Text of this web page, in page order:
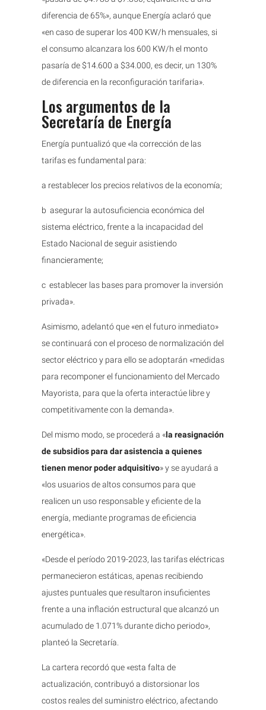
diferencia de 65%», aunque Energía aclaró que
«en caso de superar los 400 KW/h mensuales, si
el consumo alcanzara los 600 KW/h el monto
pasaría de $14.600 a $34.000, es decir, un 130%
de diferencia en la reconfiguración tarifaria».
Los argumentos de la
Secretaría de Energía
Energía puntualizó que «la corrección de las
tarifas es fundamental para:
a restablecer los precios relativos de la economía;
b asegurar la autosuficiencia económica del
sistema eléctrico, frente a la incapacidad del
Estado Nacional de seguir asistiendo
financieramente;
c establecer las bases para promover la inversión
privada».
Asimismo, adelantó que «en el futuro inmediato»
se continuará con el proceso de normalización del
sector eléctrico y para ello se adoptarán «medidas
para recomponer el funcionamiento del Mercado
Mayorista, para que la oferta interactúe libre y
competitivamente con la demanda».
Del mismo modo, se procederá a «la reasignación
de subsidios para dar asistencia a quienes
tienen menor poder adquisitivo» y se ayudará a
«los usuarios de altos consumos para que
realicen un uso responsable y eficiente de la
energía, mediante programas de eficiencia
energética».
«Desde el período 2019-2023, las tarifas eléctricas
permanecieron estáticas, apenas recibiendo
ajustes puntuales que resultaron insuficientes
frente a una inflación estructural que alcanzó un
acumulado de 1.071% durante dicho periodo»,
planteó la Secretaría.
La cartera recordó que «esta falta de
actualización, contribuyó a distorsionar los
costos reales del suministro eléctrico, afectando